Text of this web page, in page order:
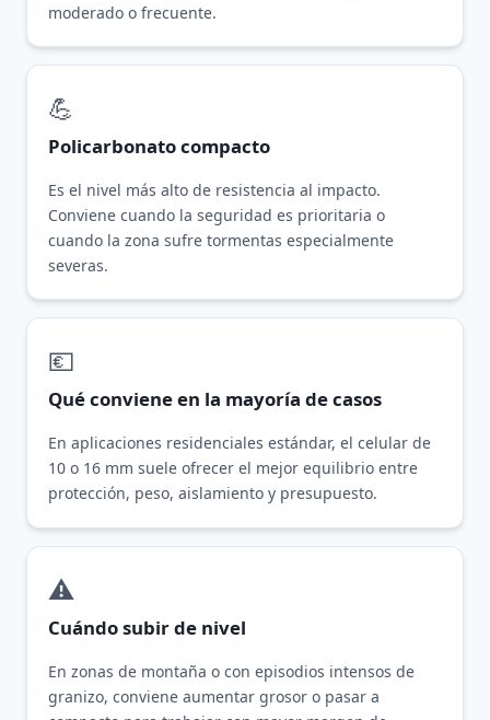
moderado o frecuente.
💪
Policarbonato compacto
Es el nivel más alto de resistencia al impacto.
Conviene cuando la seguridad es prioritaria o
cuando la zona sufre tormentas especialmente
severas.
💶
Qué conviene en la mayoría de casos
En aplicaciones residenciales estándar, el celular de
10 o 16 mm suele ofrecer el mejor equilibrio entre
protección, peso, aislamiento y presupuesto.
⚠️
Cuándo subir de nivel
En zonas de montaña o con episodios intensos de
granizo, conviene aumentar grosor o pasar a